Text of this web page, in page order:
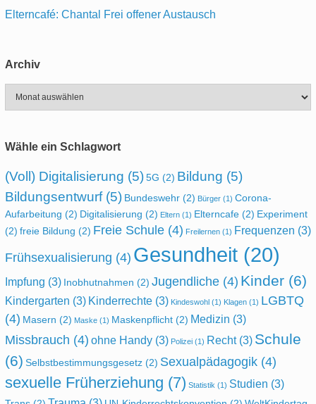
Elterncafé: Chantal Frei offener Austausch
Archiv
Wähle ein Schlagwort
(Voll) Digitalisierung (5)5G (2) Bildung (5)
Bildungsentwurf(5) Bundeswehr (2) Bürger (1) Corona-
Aufarbeitung (2) Digitalisierung (2) Eltern (1) Elterncafe (2) Experiment
(2) freie Bildung (2) Freie Schule (4) Freilernen (1) Frequenzen (3)
Frühsexualisierung (4) Gesundheit (20)
Impfung (3) Inobhutnahmen (2) Jugendliche (4) Kinder (6)
Kindergarten (3) Kinderrechte (3) Kindeswohl (1) Klagen (1) LGBTQ
(4) Masern (2) Maske (1) Maskenpflicht (2) Medizin (3)
Missbrauch (4) ohne Handy (3) Polizei (1) Recht(3) Schule
(6) Selbstbestimmungsgesetz (2) Sexualpädagogik (4)
sexuelle Früherziehung (7) Statistik (1) Studien (3)